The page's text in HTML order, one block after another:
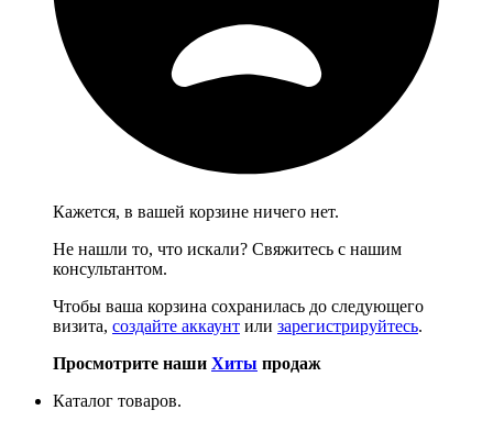
Кажется, в вашей корзине ничего нет.
Не нашли то, что искали? Свяжитесь с нашим
консультантом.
Чтобы ваша корзина сохранилась до следующего
визита, создайте аккаунт или зарегистрируйтесь.
Просмотрите наши Хиты продаж
Каталог товаров.